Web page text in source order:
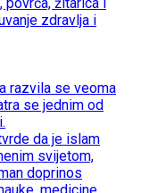
zdravlja i
razvila se veoma
se jednim od
da je islam
svijetom,
doprinos